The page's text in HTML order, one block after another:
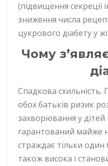
(підвищення секреції
зниження числа
цукрового діабету у
Чому
Спадкова схильність.
обох батьків ризик
захворювання у
гарантований майже
страждає тільки один
також висока і